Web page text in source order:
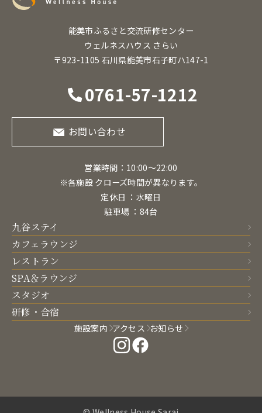
能美市ふるさと交流研修センター
ウェルネスハウス さらい
〒923-1105 石川県能美市石子町ハ147-1
0761-57-1212
お問い合わせ
営業時間：10:00〜22:00
※各施設 クローズ時間が異なります。
定休日 ：水曜日
駐車場 ：84台
九谷ステイ
カフェラウンジ
レストラン
SPA＆ラウンジ
スタジオ
研修・合宿
施設案内 アクセス お知らせ